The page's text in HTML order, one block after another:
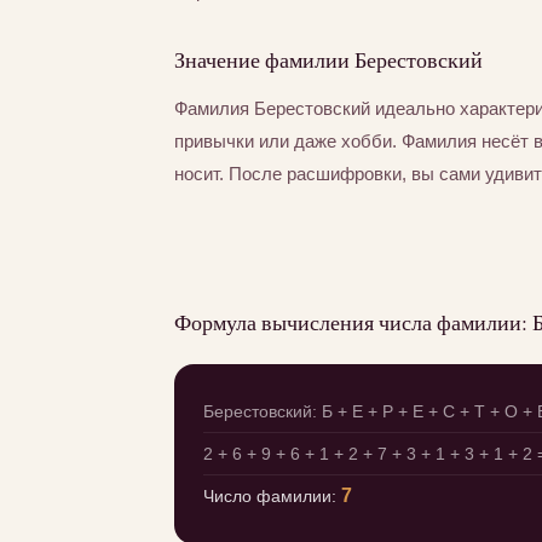
Значение фамилии Берестовский
Фамилия Берестовский идеально
привычки или даже хобби. Фамилия несёт
носит. После расшифровки, вы сами
Формула вычисления числа фамилии:
Берестовский: Б + Е + Р + Е + С + Т + О
2 + 6 + 9 + 6 + 1 + 2 + 7 + 3 + 1 + 3 + 1 + 2
Число фамилии: 7